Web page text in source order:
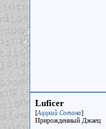
Luficer
[Аццкий Сотона]
Прирожденный Джаец